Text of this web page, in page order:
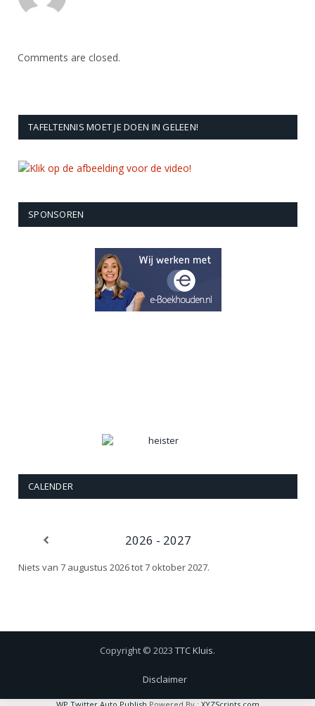
Comments are closed.
TAFELTENNIS MOET JE DOEN IN GELEEN!
SPONSOREN
CALENDER
2026 - 2027
Niets van 7 augustus 2026 tot 7 oktober 2027.
Copyright © 2023 TTC Kluis.
Disclaimer